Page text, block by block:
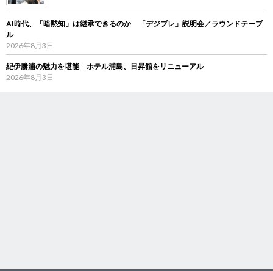
AI時代、「暗黙知」は継承できるのか 「デジブレ」説明会／ラウンドテーブ
ル
2026年8月3日
紀伊勝浦の魅力を堪能 ホテル浦島、日昇館をリニューアル
2026年8月3日